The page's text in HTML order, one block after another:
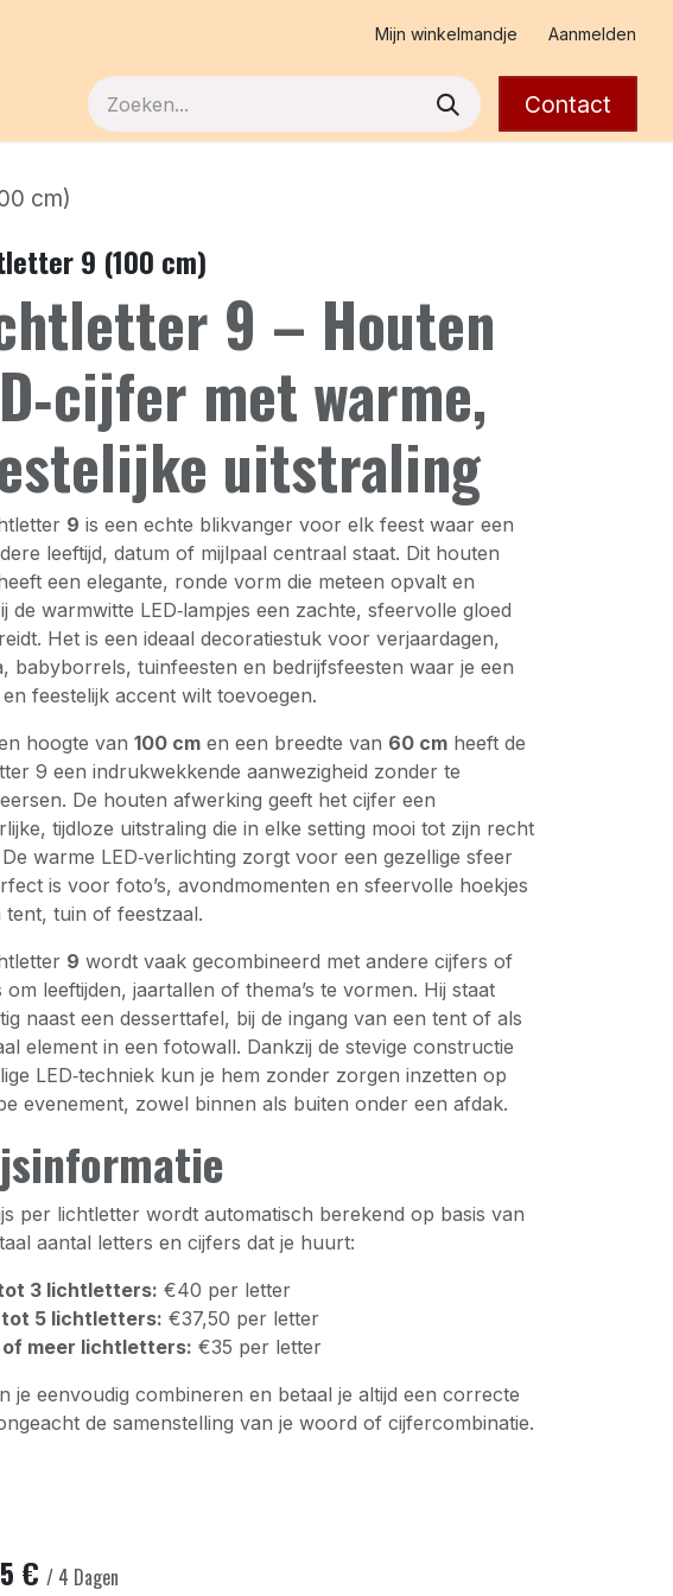
Mijn winkelmandje Aanmelden
Contact
cm)
9 (100 cm)
9 – Houten
met warme,
uitstraling
9 is een echte blikvanger voor elk feest waar een
leeftijd, datum of mijlpaal centraal staat. Dit houten
een elegante, ronde vorm die meteen opvalt en
de warmwitte LED‑lampjes een zachte, sfeervolle gloed
Het is een ideaal decoratiestuk voor verjaardagen,
babyborrels, tuinfeesten en bedrijfsfeesten waar je een
feestelijk accent wilt toevoegen.
hoogte van 100 cm en een breedte van 60 cm heeft de
9 een indrukwekkende aanwezigheid zonder te
De houten afwerking geeft het cijfer een
tijdloze uitstraling die in elke setting mooi tot zijn recht
warme LED‑verlichting zorgt voor een gezellige sfeer
is voor foto’s, avondmomenten en sfeervolle hoekjes
tent, tuin of feestzaal.
9 wordt vaak gecombineerd met andere cijfers of
om leeftijden, jaartallen of thema’s te vormen. Hij staat
naast een desserttafel, bij de ingang van een tent of als
element in een fotowall. Dankzij de stevige constructie
LED‑techniek kun je hem zonder zorgen inzetten op
evenement, zowel binnen als buiten onder een afdak.
per lichtletter wordt automatisch berekend op basis van
aantal letters en cijfers dat je huurt:
3 lichtletters: €40 per letter
5 lichtletters: €37,50 per letter
of meer lichtletters: €35 per letter
je eenvoudig combineren en betaal je altijd een correcte
de samenstelling van je woord of cijfercombinatie.
€ / 4 Dagen